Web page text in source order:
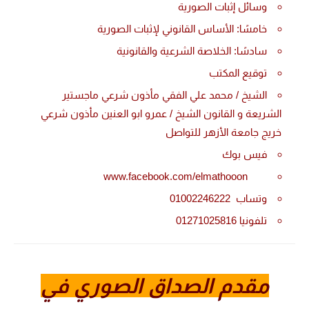
وسائل إثبات الصورية
خامسًا: الأساس القانوني لإثبات الصورية
سادسًا: الخلاصة الشرعية والقانونية
توقيع المكتب
الشيخ / محمد علي الفقي مأذون شرعي ماجستير
الشريعة و القانون الشيخ / عمرو ابو العنين مأذون شرعي
خريج جامعة الأزهر للتواصل
فيس بوك
وتساب 01002246222
تلفونيا 01271025816
مقدم الصداق الصوري في